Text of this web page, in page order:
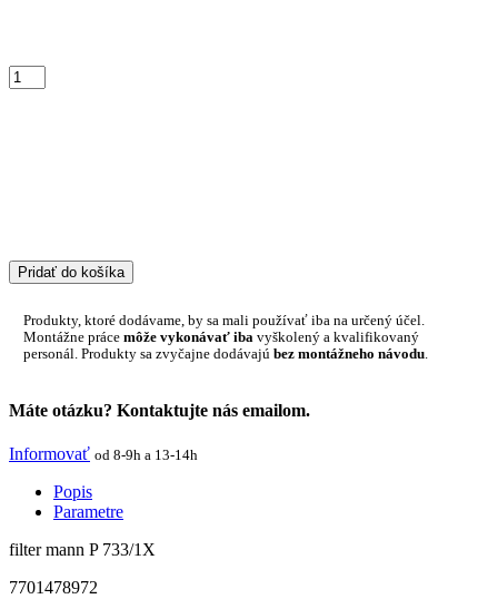
Pridať do košíka
Produkty, ktoré dodávame, by sa mali používať iba na určený účel.
Montážne práce môže vykonávať iba vyškolený a kvalifikovaný
personál. Produkty sa zvyčajne dodávajú bez montážneho návodu
Máte otázku? Kontaktujte nás emailom.
Informovať od 8-9h a 13-14h
Popis
Parametre
filter mann P 733/1X
7701478972